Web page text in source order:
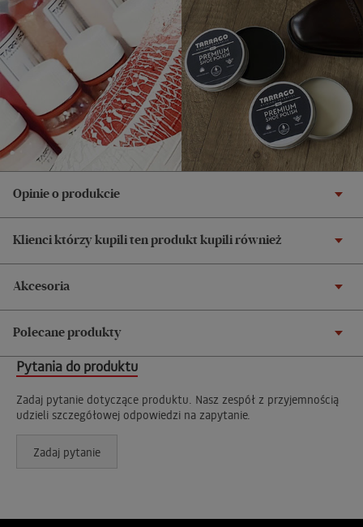
Opinie o produkcie
Klienci którzy kupili ten produkt kupili również
Akcesoria
Polecane produkty
Pytania do produktu
Zadaj pytanie dotyczące produktu. Nasz zespół z przyjemnością
udzieli szczegółowej odpowiedzi na zapytanie.
Zadaj pytanie